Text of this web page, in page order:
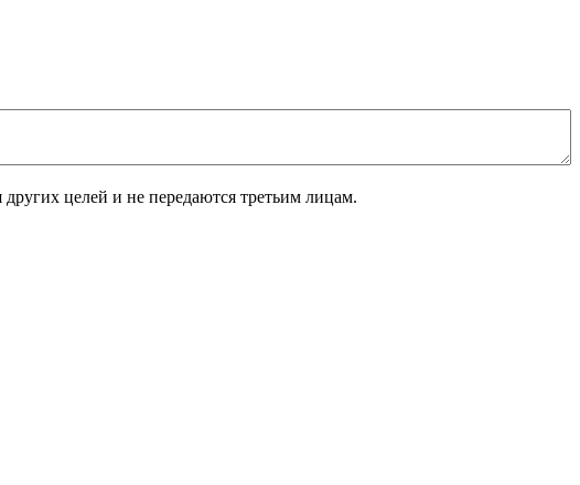
целей и не передаются третьим лицам.